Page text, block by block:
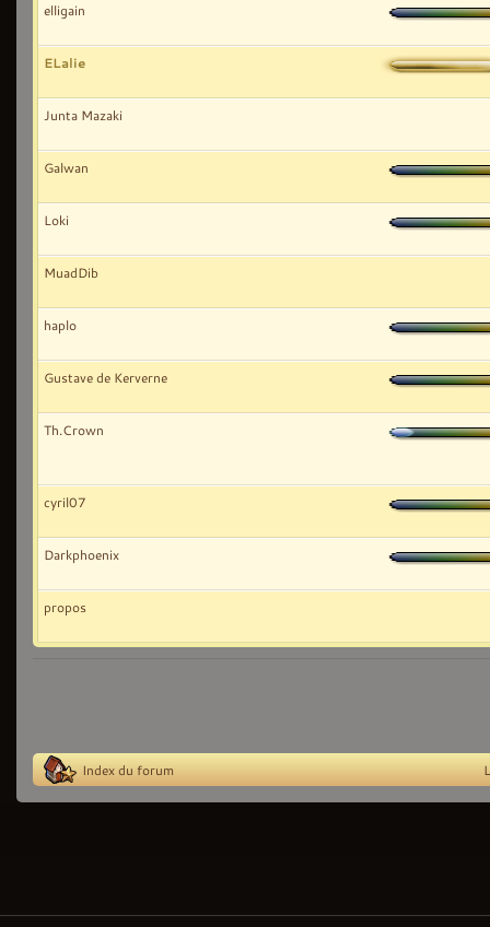
elligain
ELalie
Junta Mazaki
Galwan
Loki
MuadDib
haplo
Gustave de Kerverne
Th.Crown
cyril07
Darkphoenix
propos
Index du forum